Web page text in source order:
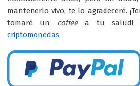
mantenerlo vivo, te lo agradeceré.
tomaré un coffeea tu salud!
criptomonedas